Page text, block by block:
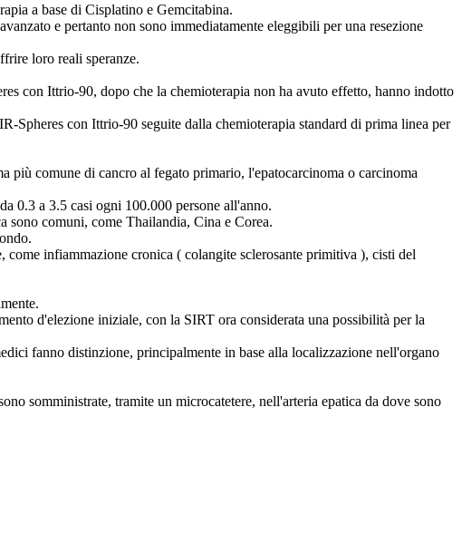
a base di Cisplatino e Gemcitabina.
e pertanto non sono immediatamente eleggibili per una resezione
loro reali speranze.
con Ittrio-90, dopo che la chemioterapia non ha avuto effetto, hanno indotto
con Ittrio-90 seguite dalla chemioterapia standard di prima linea per
più comune di cancro al fegato primario, l'epatocarcinoma o carcinoma
0.3 a 3.5 casi ogni 100.000 persone all'anno.
sono comuni, come Thailandia, Cina e Corea.
infiammazione cronica ( colangite sclerosante primitiva ), cisti del
d'elezione iniziale, con la SIRT ora considerata una possibilità per la
fanno distinzione, principalmente in base alla localizzazione nell'organo
somministrate, tramite un microcatetere, nell'arteria epatica da dove sono